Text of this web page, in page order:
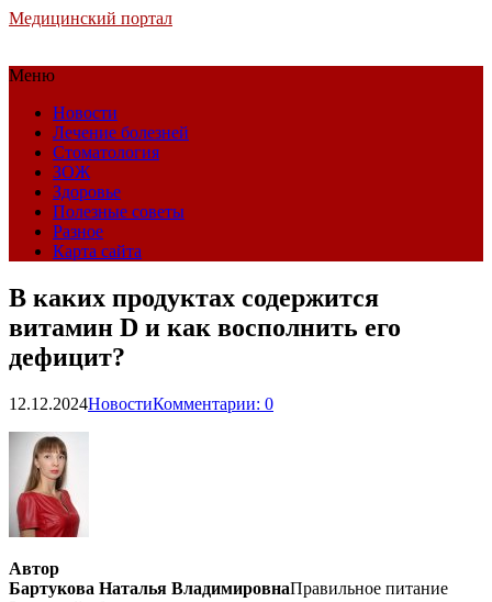
Медицинский портал
Меню
Новости
Лечение болезней
Стоматология
ЗОЖ
Здоровье
Полезные советы
Разное
Карта сайта
В каких продуктах содержится
витамин D и как восполнить его
дефицит?
12.12.2024НовостиКомментарии: 0
Автор
Бартукова Наталья ВладимировнаПравильное питание